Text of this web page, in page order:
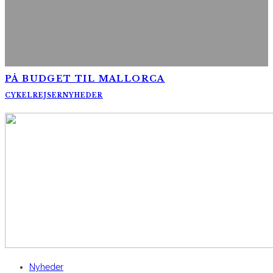
PÅ BUDGET TIL MALLORCA
CYKELREJSERNYHEDER
Nyheder